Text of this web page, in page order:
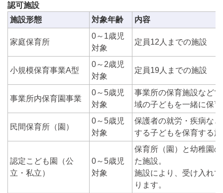
認可施設
施設形態
対象年齢 内容
家庭保育所
0～1歳児
対象
定員12人までの施設
小規模保育事業A型
0～2歳児
対象
定員19人までの施設
事業所内保育園事業
0～5歳児
対象
事業所の保育施設など
域の子どもを一緒に保
民間保育所（園）
0～5歳児
対象
保護者の就労・疾病な
する子どもを保育する
認定こども園（公
立・私立）
0～5歳児
対象
保育所（園）と幼稚園
た施設。
施設により、受け入れ
ります。